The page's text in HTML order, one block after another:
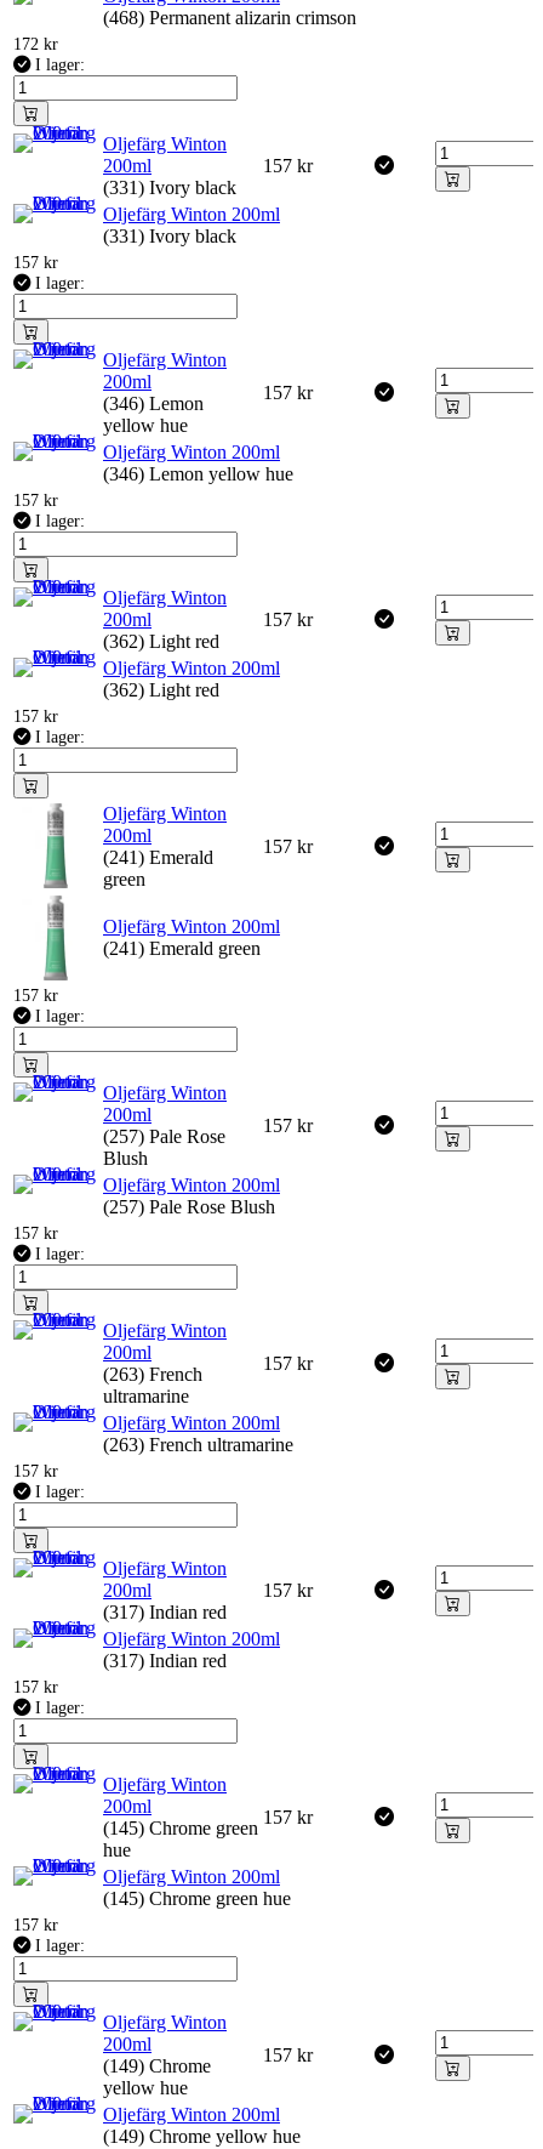
(468) Permanent alizarin crimson
172 kr
I lager:
Oljefärg Winton
200ml
(331) Ivory black
157 kr
Oljefärg Winton 200ml
(331) Ivory black
157 kr
I lager:
Oljefärg Winton
200ml
(346) Lemon
yellow hue
157 kr
Oljefärg Winton 200ml
(346) Lemon yellow hue
157 kr
I lager:
Oljefärg Winton
200ml
(362) Light red
157 kr
Oljefärg Winton 200ml
(362) Light red
157 kr
I lager:
Oljefärg Winton
200ml
(241) Emerald
green
157 kr
Oljefärg Winton 200ml
(241) Emerald green
157 kr
I lager:
Oljefärg Winton
200ml
(257) Pale Rose
Blush
157 kr
Oljefärg Winton 200ml
(257) Pale Rose Blush
157 kr
I lager:
Oljefärg Winton
200ml
(263) French
ultramarine
157 kr
Oljefärg Winton 200ml
(263) French ultramarine
157 kr
I lager:
Oljefärg Winton
200ml
(317) Indian red
157 kr
Oljefärg Winton 200ml
(317) Indian red
157 kr
I lager:
Oljefärg Winton
200ml
(145) Chrome green
hue
157 kr
Oljefärg Winton 200ml
(145) Chrome green hue
157 kr
I lager:
Oljefärg Winton
200ml
(149) Chrome
yellow hue
157 kr
Oljefärg Winton 200ml
(149) Chrome yellow hue